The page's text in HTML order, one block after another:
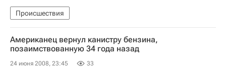
Происшествия
Американец вернул канистру бензина,
позаимствованную 34 года назад
24 июня 2008, 23:45 33